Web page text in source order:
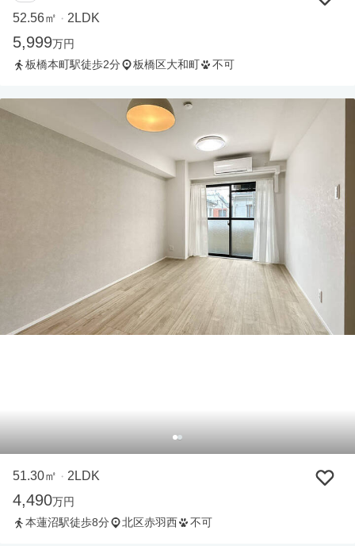
52.56㎡ ・ 2LDK
5,999万円
板橋本町駅徒歩2分
板橋区大和町 不可
51.30㎡ ・ 2LDK
4,490万円
本蓮沼駅徒歩8分
北区赤羽西 不可